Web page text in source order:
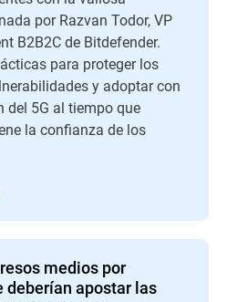
por Razvan Todor, VP
B2B2C de Bitdefender.
para proteger los
y adoptar con
del 5G al tiempo que
la confianza de los
medios por
deberían apostar las